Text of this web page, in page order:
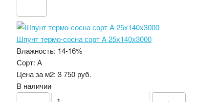
Шпунт термо-сосна сорт A 25х140х3000
Влажность: 14-16%
Сорт: А
Цена за м2: 3 750 руб.
В наличии